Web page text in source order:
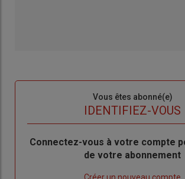
Vous êtes abonné(e)
IDENTIFIEZ-VOUS
Body
Connectez-vous à votre compte
de votre abonnement